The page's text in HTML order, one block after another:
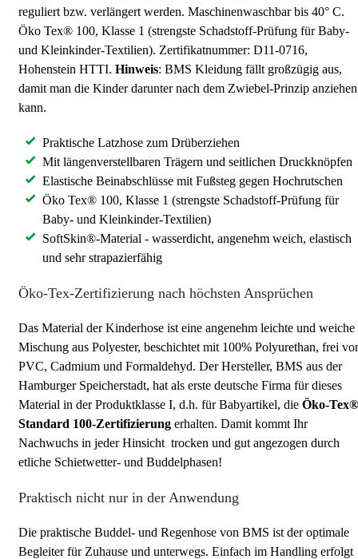
reguliert bzw. verlängert werden. Maschinenwaschbar bis 40° C.
Öko Tex® 100, Klasse 1 (strengste Schadstoff-Prüfung für Baby-
und Kleinkinder-Textilien). Zertifikatnummer: D11-0716,
Hohenstein HTTI. Hinweis: BMS Kleidung fällt großzügig aus,
damit man die Kinder darunter nach dem Zwiebel-Prinzip anziehen
kann.
Praktische Latzhose zum Drüberziehen
Mit längenverstellbaren Trägern und seitlichen Druckknöpfen
Elastische Beinabschlüsse mit Fußsteg gegen Hochrutschen
Öko Tex® 100, Klasse 1 (strengste Schadstoff-Prüfung für
Baby- und Kleinkinder-Textilien)
SoftSkin®-Material - wasserdicht, angenehm weich, elastisch
und sehr strapazierfähig
Öko-Tex-Zertifizierung nach höchsten Ansprüchen
Das Material der Kinderhose ist eine angenehm leichte und weiche
Mischung aus Polyester, beschichtet mit 100% Polyurethan, frei
PVC, Cadmium und Formaldehyd. Der Hersteller, BMS aus der
Hamburger Speicherstadt, hat als erste deutsche Firma für dieses
Material in der Produktklasse I, d.h. für Babyartikel, die Öko-Tex®
Standard 100-Zertifizierung erhalten. Damit kommt Ihr
Nachwuchs in jeder Hinsicht trocken und gut angezogen durch
etliche Schietwetter- und Buddelphasen!
Praktisch nicht nur in der Anwendung
Die praktische Buddel- und Regenhose von BMS ist der optimale
Begleiter für Zuhause und unterwegs. Einfach im Handling erfolgt